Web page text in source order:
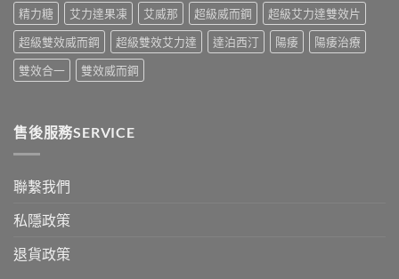
指
南〉
中
精力糖
艾力達果凍 艾威那 超級威而鋼
超級艾力達雙效片
超級雙效威而鋼
超級雙效艾力達 達泊西汀 陽痿
陽痿治療
雙效合一
雙效威而鋼
售後服務SERVICE
聯繫我們
私隱政策
退貨政策